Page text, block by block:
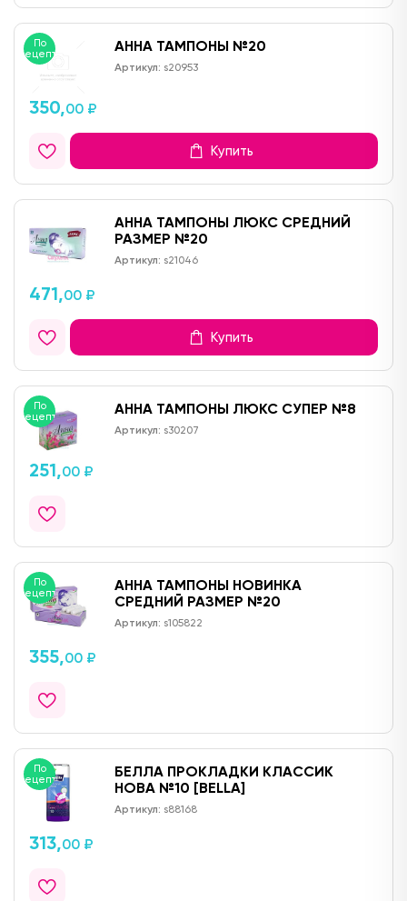
По
рецепту
АННА ТАМПОНЫ №20
Артикул: s20953
350,00 ₽
Купить
АННА ТАМПОНЫ ЛЮКС СРЕДНИЙ
РАЗМЕР №20
Артикул: s21046
471,00 ₽
Купить
По
рецепту
АННА ТАМПОНЫ ЛЮКС СУПЕР №8
Артикул: s30207
251,00 ₽
По
рецепту
АННА ТАМПОНЫ НОВИНКА
СРЕДНИЙ РАЗМЕР №20
Артикул: s105822
355,00 ₽
По
рецепту
БЕЛЛА ПРОКЛАДКИ КЛАССИК
НОВА №10 [BELLA]
Артикул: s88168
313,00 ₽